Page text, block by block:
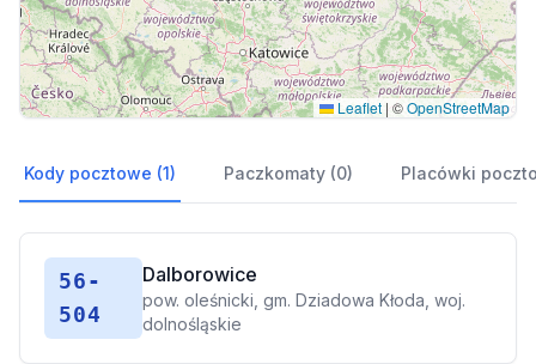
Leaflet | ©OpenStreetMap
Kody pocztowe (1) Paczkomaty (0) Placówki
56-
504
Dalborowice
pow. oleśnicki, gm. Dziadowa Kłoda, woj.
dolnośląskie